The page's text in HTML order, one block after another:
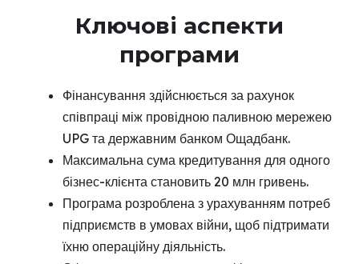
Ключові аспекти
програми
Фінансування здійснюється за рахунок
співпраці між провідною паливною мережею
UPG та державним банком Ощадбанк.
Максимальна сума кредитування для одного
бізнес-клієнта становить 20 млн гривень.
Програма розроблена з урахуванням потреб
підприємств в умовах війни, щоб підтримати
їхню операційну діяльність.